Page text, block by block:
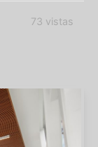
73 vistas